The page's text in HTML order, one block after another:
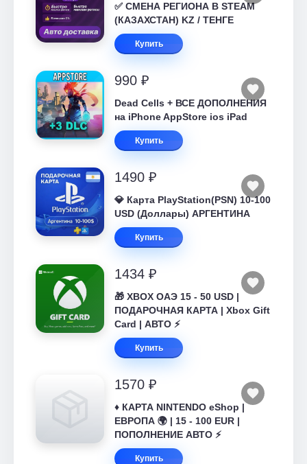
✅ СМЕНА РЕГИОНА В STEAM
(КАЗАХСТАН) KZ / ТЕНГЕ
Купить
990 ₽
Dead Cells + ВСЕ ДОПОЛНЕНИЯ
на iPhone AppStore ios iPad
Купить
1490 ₽
💎 Карта PlayStation(PSN) 10-100
USD (Доллары) АРГЕНТИНА
Купить
1434 ₽
🎁 XBOX ОАЭ 15 - 50 USD |
ПОДАРОЧНАЯ КАРТА | Xbox Gift
Card | АВТО ⚡
Купить
1570 ₽
♦️ КАРТА NINTENDO eShop |
ЕВРОПА 🌍 | 15 - 100 EUR |
ПОПОЛНЕНИЕ АВТО ⚡
Купить